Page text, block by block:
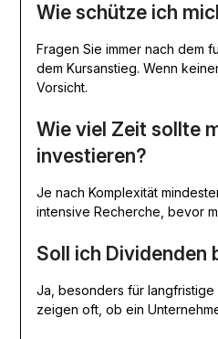
Wie schütze ich
Fragen Sie immer nach dem
dem Kursanstieg. Wenn
Vorsicht.
Wie viel Zeit sollte
investieren?
Je nach Komplexität
intensive Recherche, bevor
Soll ich Dividenden
Ja, besonders für langfristige
zeigen oft, ob ein